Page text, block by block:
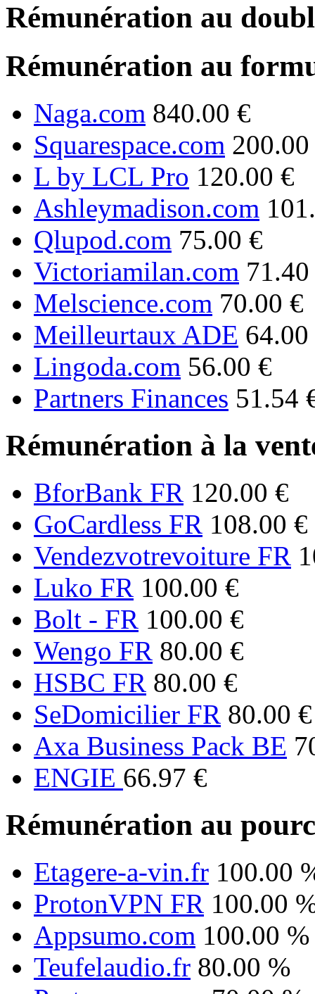
Rémunération au
Rémunération au
Naga.com 840.00 €
Squarespace.com
L by LCL Pro 120.00 €
Ashleymadison.com
Qlupod.com 75.00 €
Victoriamilan.com
Melscience.com 70.00 €
Meilleurtaux ADE 64.00
Lingoda.com 56.00 €
Partners Finances 51.54
Rémunération à la
BforBank FR 120.00 €
GoCardless FR 108.00 €
Vendezvotrevoiture FR
Luko FR 100.00 €
Bolt - FR 100.00 €
Wengo FR 80.00 €
HSBC FR 80.00 €
SeDomicilier FR 80.00 €
Axa Business Pack BE
ENGIE 66.97 €
Rémunération au
Etagere-a-vin.fr 100.00
ProtonVPN FR 100.00
Appsumo.com 100.00 %
Teufelaudio.fr 80.00 %